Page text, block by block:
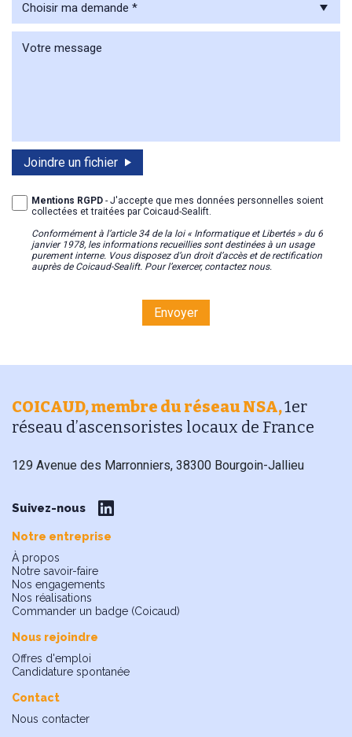
Choisir ma demande *
Joindre un fichier
Mentions RGPD - J'accepte que mes données personnelles soient
collectées et traitées par Coicaud-Sealift.
Conformément à l’article 34 de la loi « Informatique et Libertés » du 6
janvier 1978, les informations recueillies sont destinées à un usage
purement interne. Vous disposez d’un droit d’accès et de rectification
auprès de Coicaud-Sealift. Pour l’exercer, contactez nous.
COICAUD, membre du réseau NSA,1er
réseau d’ascensoristes locaux de France
129 Avenue des Marronniers, 38300 Bourgoin-Jallieu
Suivez-nous
Notre entreprise
À propos
Notre savoir-faire
Nos engagements
Nos réalisations
Commander un badge (Coicaud)
Nous rejoindre
Offres d'emploi
Candidature spontanée
Contact
Nous contacter